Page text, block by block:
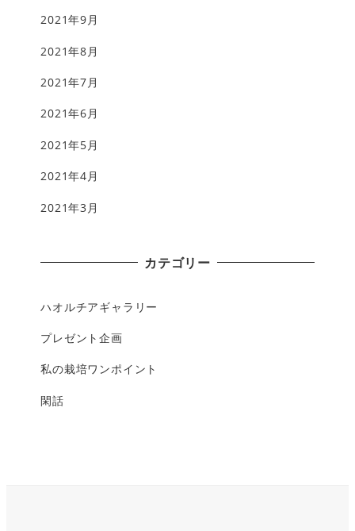
2021年9月
2021年8月
2021年7月
2021年6月
2021年5月
2021年4月
2021年3月
カテゴリー
ハオルチアギャラリー
プレゼント企画
私の栽培ワンポイント
閑話